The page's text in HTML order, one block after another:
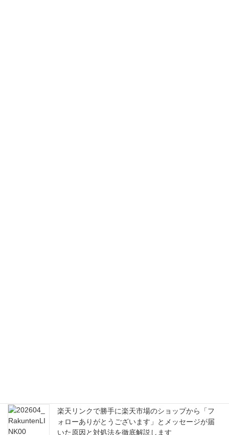
楽天リンクで勝手に楽天市場のショップから「フ
ォローありがとうございます」とメッセージが届
いた原因と対処法を徹底解説します